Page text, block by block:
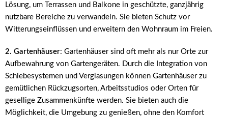
Lösung, um Terrassen und Balkone in geschützte, ganzjährig
nutzbare Bereiche zu verwandeln. Sie bieten Schutz vor
Witterungseinflüssen und erweitern den Wohnraum im Freien.
2. Gartenhäuser: Gartenhäuser sind oft mehr als nur Orte zur
Aufbewahrung von Gartengeräten. Durch die Integration von
Schiebesystemen und Verglasungen können Gartenhäuser zu
gemütlichen Rückzugsorten, Arbeitsstudios oder Orten für
gesellige Zusammenkünfte werden. Sie bieten auch die
Möglichkeit, die Umgebung zu genießen, ohne den Komfort